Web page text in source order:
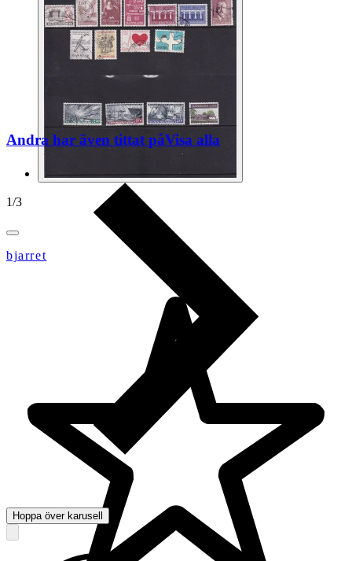
1/3
bjarret
Andra har även tittat påVisa alla
Hoppa över karusell